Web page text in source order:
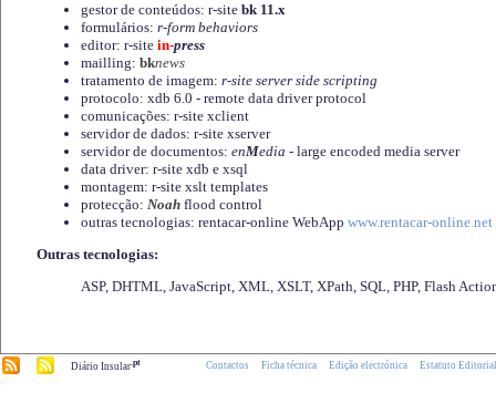
gestor de conteúdos: r-site bk 11.x
formulários: r-form behaviors
editor: r-site in-press
mailling: bknews
tratamento de imagem: r-site server side scripting
protocolo: xdb 6.0 - remote data driver protocol
comunicações: r-site xclient
servidor de dados: r-site xserver
servidor de documentos: enMedia - large encoded media server
data driver: r-site xdb e xsql
montagem: r-site xslt templates
protecção: Noah flood control
outras tecnologias: rentacar-online WebApp www.rentacar-online.net
Outras tecnologias:
ASP, DHTML, JavaScript, XML, XSLT, XPath, SQL, PHP, Flash
Diário Insular.pt Contactos Ficha técnica Edição electrónica Estatuto Editorial